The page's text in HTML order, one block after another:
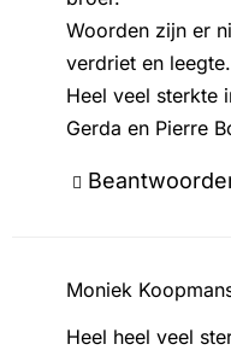
Woorden zijn er
verdriet en leegte.
Heel veel sterkte
Gerda en Pierre
Moniek
Heel heel veel